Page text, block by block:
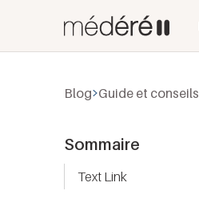
Blog Guide et conseils
Sommaire
Text Link